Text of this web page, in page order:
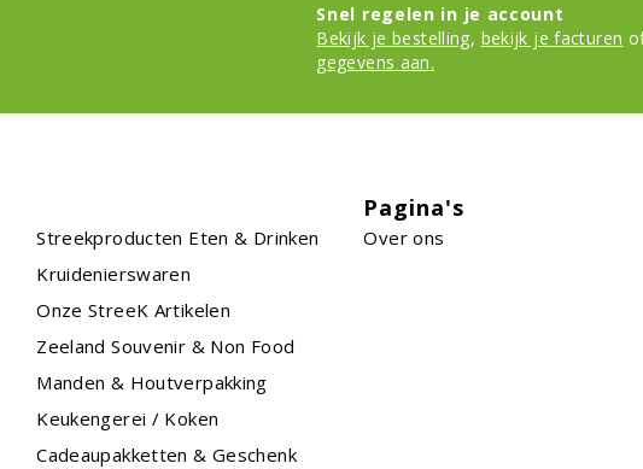
Snel regelen in je account
Bekijk je bestelling, bekijk je facturen
gegevens aan.
Streekproducten Eten & Drinken
Kruidenierswaren
Onze StreeK Artikelen
Zeeland Souvenir & Non Food
Manden & Houtverpakking
Keukengerei / Koken
Cadeaupakketten & Geschenk
Pagina's
Over ons